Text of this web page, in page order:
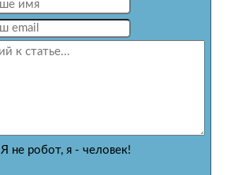
Я не робот, я - человек!